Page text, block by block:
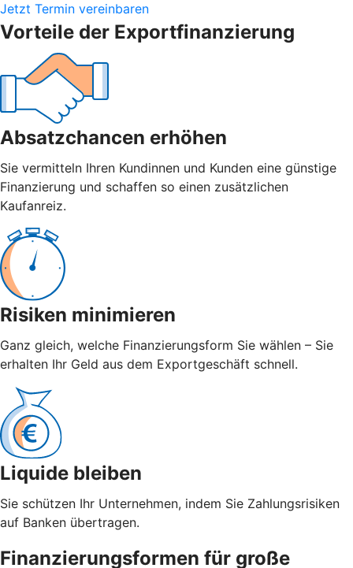
Jetzt Termin vereinbaren
Vorteile der Exportfinanzierung
Absatzchancen erhöhen
Sie vermitteln Ihren Kundinnen und Kunden eine günstige
Finanzierung und schaffen so einen zusätzlichen
Kaufanreiz.
Risiken minimieren
Ganz gleich, welche Finanzierungsform Sie wählen – Sie
erhalten Ihr Geld aus dem Exportgeschäft schnell.
Liquide bleiben
Sie schützen Ihr Unternehmen, indem Sie Zahlungsrisiken
auf Banken übertragen.
Finanzierungsformen für große